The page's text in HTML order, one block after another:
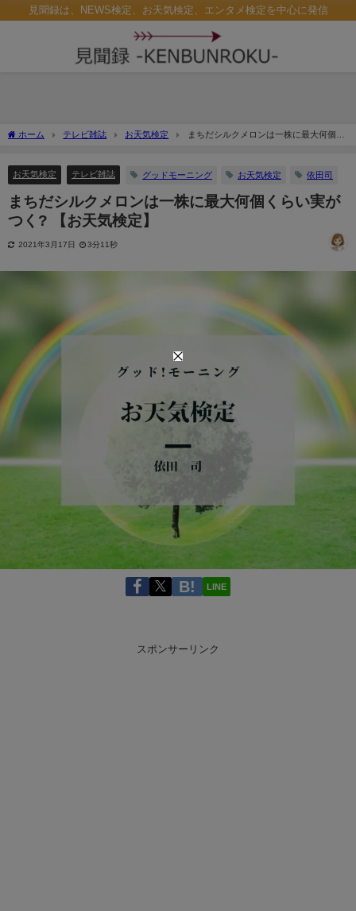
見聞録は、NEWS検定、お天気検定、エンタメ検定を中心に発信
ホーム テレビ雑誌 お天気検定
まちだシルクメロンは一株に最大何個く
お天気検定 テレビ雑誌 グッドモーニング お天気検定 依田司
まちだシルクメロンは一株に最大何個くらい実が
つく? 【お天気検定】
2021年3月17日 3分11秒
LINE
スポンサーリンク